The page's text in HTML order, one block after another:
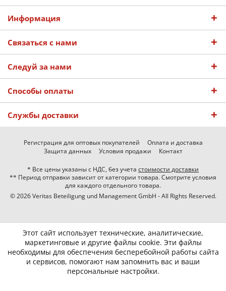
Информация
Связаться с нами
Следуй за нами
Способы оплаты
Службы доставки
Регистрация для оптовых покупателей
Оплата и доставка
Защита данных
Условия продажи Контакт
* Все цены указаны с НДС, без учета стоимости доставки
** Период отправки зависит от категории товара. Смотрите условия
для каждого отдельного товара.
© 2026 Veritas Beteiligung und Management GmbH - All Rights Reserved.
Этот сайт использует технические, аналитические,
маркетинговые и другие файлы cookie. Эти файлы
необходимы для обеспечения бесперебойной работы сайта
и сервисов, помогают нам запомнить вас и ваши
персональные настройки.